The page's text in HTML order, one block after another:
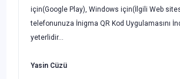
için(Google Play), Windows için(İlgili Web
telefonunuza İnigma QR Kod Uygulamasını
yeterlidir...
Yasin Cüzü